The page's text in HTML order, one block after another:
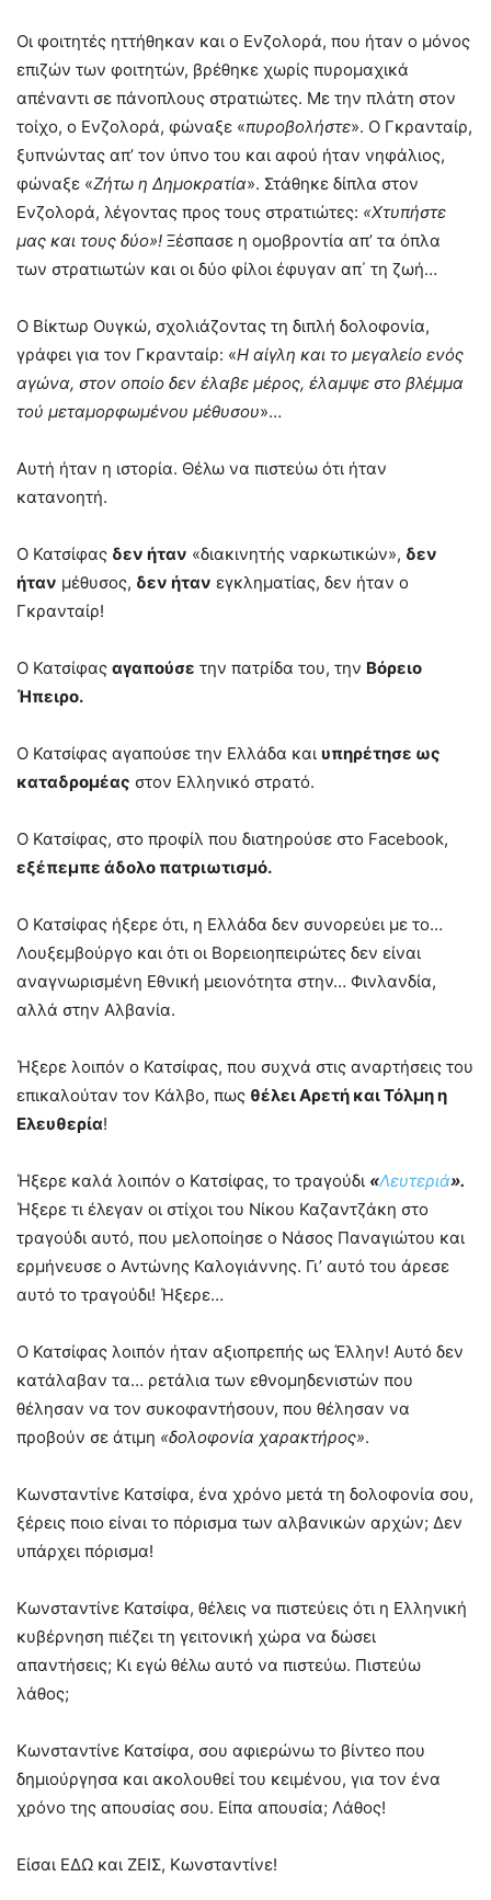
Οι φοιτητές ηττήθηκαν και ο Ενζολορά, που ήταν ο μόνος
επιζών των φοιτητών, βρέθηκε χωρίς πυρομαχικά
απέναντι σε πάνοπλους στρατιώτες. Με την πλάτη στον
τοίχο, ο Ενζολορά, φώναξε «πυροβολήστε». Ο Γκρανταίρ,
ξυπνώντας απ’ τον ύπνο του και αφού ήταν νηφάλιος,
φώναξε «Ζήτω η Δημοκρατία». Στάθηκε δίπλα στον
Ενζολορά, λέγοντας προς τους στρατιώτες: «Χτυπήστε
μας και τους δύο»! Ξέσπασε η ομοβροντία απ’ τα όπλα
των στρατιωτών και οι δύο φίλοι έφυγαν απ΄ τη ζωή…
Ο Βίκτωρ Ουγκώ, σχολιάζοντας τη διπλή δολοφονία,
γράφει για τον Γκρανταίρ: «Η αίγλη και το μεγαλείο ενός
αγώνα, στον οποίο δεν έλαβε μέρος, έλαμψε στο βλέμμα
τού μεταμορφωμένου μέθυσου»…
Αυτή ήταν η ιστορία. Θέλω να πιστεύω ότι ήταν
κατανοητή.
Ο Κατσίφας δεν ήταν «διακινητής ναρκωτικών», δεν
ήταν μέθυσος, δεν ήταν εγκληματίας, δεν ήταν ο
Γκρανταίρ!
Ο Κατσίφας αγαπούσε την πατρίδα του, την Βόρειο
Ήπειρο.
Ο Κατσίφας αγαπούσε την Ελλάδα και υπηρέτησε ως
καταδρομέας στον Ελληνικό στρατό.
Ο Κατσίφας, στο προφίλ που διατηρούσε στο Facebook,
εξέπεμπε άδολο πατριωτισμό.
Ο Κατσίφας ήξερε ότι, η Ελλάδα δεν συνορεύει με το…
Λουξεμβούργο και ότι οι Βορειοηπειρώτες δεν είναι
αναγνωρισμένη Εθνική μειονότητα στην… Φινλανδία,
αλλά στην Αλβανία.
Ήξερε λοιπόν ο Κατσίφας, που συχνά στις αναρτήσεις του
επικαλούταν τον Κάλβο, πως θέλει Αρετή και Τόλμη η
Ελευθερία!
Ήξερε καλά λοιπόν ο Κατσίφας, το τραγούδι «Λευτεριά».
Ήξερε τι έλεγαν οι στίχοι του Νίκου Καζαντζάκη στο
τραγούδι αυτό, που μελοποίησε ο Νάσος Παναγιώτου και
ερμήνευσε ο Αντώνης Καλογιάννης. Γι’ αυτό του άρεσε
αυτό το τραγούδι! Ήξερε…
Ο Κατσίφας λοιπόν ήταν αξιοπρεπής ως Έλλην! Αυτό δεν
κατάλαβαν τα… ρετάλια των εθνομηδενιστών που
θέλησαν να τον συκοφαντήσουν, που θέλησαν να
προβούν σε άτιμη «δολοφονία χαρακτήρος».
Κωνσταντίνε Κατσίφα, ένα χρόνο μετά τη δολοφονία σου,
ξέρεις ποιο είναι το πόρισμα των αλβανικών αρχών; Δεν
υπάρχει πόρισμα!
Κωνσταντίνε Κατσίφα, θέλεις να πιστεύεις ότι η Ελληνική
κυβέρνηση πιέζει τη γειτονική χώρα να δώσει
απαντήσεις; Κι εγώ θέλω αυτό να πιστεύω. Πιστεύω
λάθος;
Κωνσταντίνε Κατσίφα, σου αφιερώνω το βίντεο που
δημιούργησα και ακολουθεί του κειμένου, για τον ένα
χρόνο της απουσίας σου. Είπα απουσία; Λάθος!
Είσαι ΕΔΩ και ΖΕΙΣ, Κωνσταντίνε!